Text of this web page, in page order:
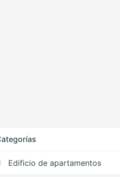
Edificio de apartamentos